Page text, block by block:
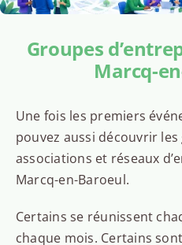
Groupes
Marcq-
Une fois les premiers
pouvez aussi découvrir les
associations et réseaux
Marcq-en-Baroeul.
Certains se réunissent
chaque mois. Certains